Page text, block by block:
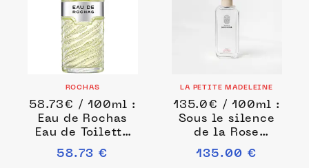
ROCHAS
58.73€ / 100ml :
Eau de Rochas
Eau de Toilette
Spray Eau de
toilette 100 ml
58.73 €
LA PETITE MADELEINE
135.0€ / 100ml :
Sous le silence
de la Rose
Parfum mixte
100 ml unisex
135.00 €